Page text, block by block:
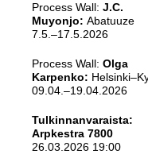
Process Wall: J.C.
Muyonjo: Abatuuze
7.5.–17.5.2026
Process Wall: Olga
Karpenko:
09.04.–19.04.2026
Tulkinnanvaraista:
Arpkestra 7800
26.03.2026 19:00